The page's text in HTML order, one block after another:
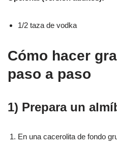
1/2 taza de vodka
Cómo hacer
paso a paso
1) Prepara un
En una cacerolita de fondo